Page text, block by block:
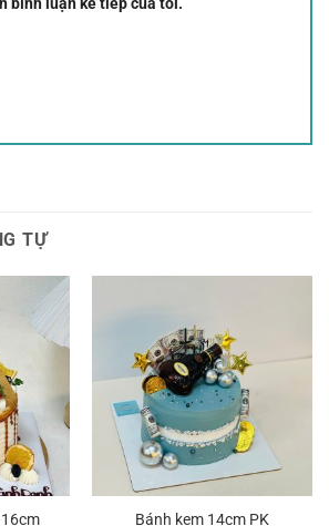
bình luận kế tiếp của tôi.
TỰ
Bánh kem 14cm PK